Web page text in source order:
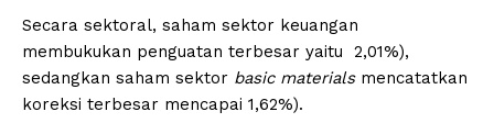
Secara sektoral, saham sektor keuangan
membukukan penguatan terbesar yaitu 2,01%),
sedangkan saham sektor basic materialsmencatatkan
koreksi terbesar mencapai 1,62%).